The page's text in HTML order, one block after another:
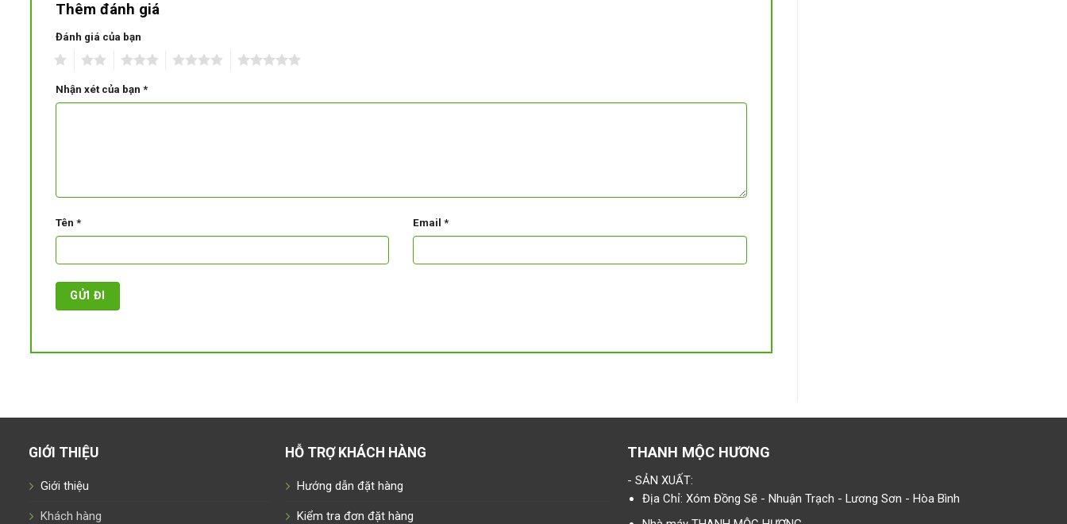
Thêm đánh giá
Đánh giá của bạn
Nhận xét của bạn *
Tên * Email*
GIỚI THIỆU
Giới thiệu
Khách hàng
HỖ TRỢ KHÁCH HÀNG
Hướng dẫn đặt hàng
Kiểm tra đơn đặt hàng
THANH MỘC HƯƠNG
- SẢN XUẤT:
Địa Chỉ: Xóm Đồng Sẽ - Nhuận Trạch - Lương Sơn - Hòa Bình